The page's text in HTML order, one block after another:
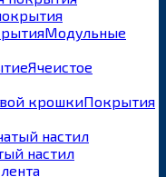
Модульные
Ячеистое
Покрытия
настил